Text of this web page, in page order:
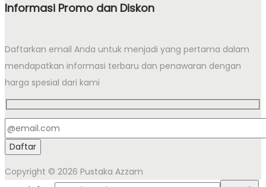
Informasi Promo dan Diskon
Daftarkan email Anda untuk menjadi yang pertama dalam
mendapatkan informasi terbaru dan penawaran dengan
harga spesial dari kami
Copyright © 2026 Pustaka Azzam